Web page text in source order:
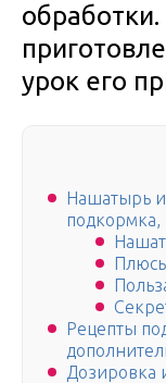
урок его
Нашатырь
подкормка,
Рецепты
Дозировка